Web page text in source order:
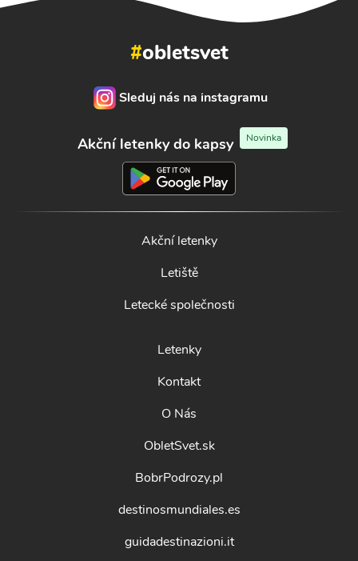
#obletsvet
Sleduj nás na instagramu
Akční letenky do kapsy Novinka
Akční letenky
Letiště
Letecké společnosti
Letenky
Kontakt
O Nás
ObletSvet.sk
BobrPodrozy.pl
destinosmundiales.es
guidadestinazioni.it